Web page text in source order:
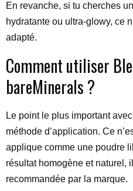
En revanche, si tu cherches
hydratante ou ultra-glowy, ce
adapté.
Comment utiliser
bareMinerals ?
Le point le plus important
méthode d’application. Ce
applique comme une poudre
résultat homogène et naturel,
recommandée par la marque.